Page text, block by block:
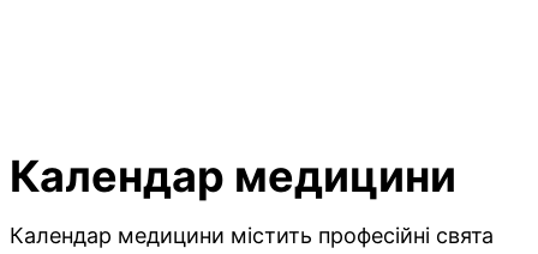
Календар медицини
Календар медицини містить професійні свята